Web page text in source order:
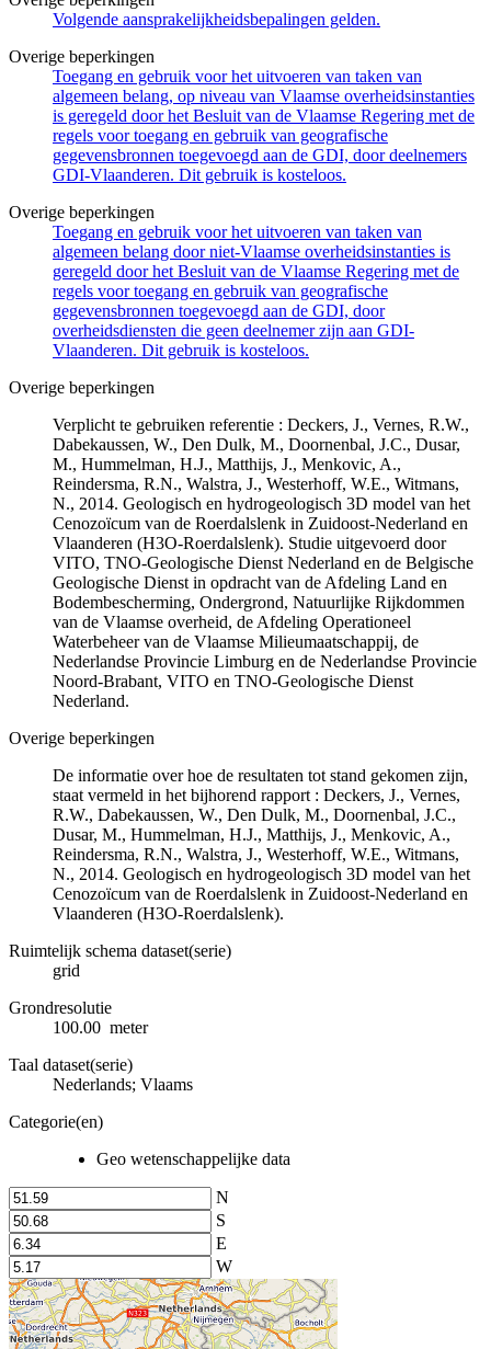
Volgende aansprakelijkheidsbepalingen gelden.
Overige beperkingen
Toegang en gebruik voor het uitvoeren van taken van
algemeen belang, op niveau van Vlaamse overheidsinstanties
is geregeld door het Besluit van de Vlaamse Regering met de
regels voor toegang en gebruik van geografische
gegevensbronnen toegevoegd aan de GDI, door deelnemers
GDI-Vlaanderen. Dit gebruik is kosteloos.
Overige beperkingen
Toegang en gebruik voor het uitvoeren van taken van
algemeen belang door niet-Vlaamse overheidsinstanties is
geregeld door het Besluit van de Vlaamse Regering met de
regels voor toegang en gebruik van geografische
gegevensbronnen toegevoegd aan de GDI, door
overheidsdiensten die geen deelnemer zijn aan GDI-
Vlaanderen. Dit gebruik is kosteloos.
Overige beperkingen
Verplicht te gebruiken referentie : Deckers, J., Vernes, R.W.,
Dabekaussen, W., Den Dulk, M., Doornenbal, J.C., Dusar,
M., Hummelman, H.J., Matthijs, J., Menkovic, A.,
Reindersma, R.N., Walstra, J., Westerhoff, W.E., Witmans,
N., 2014. Geologisch en hydrogeologisch 3D model van het
Cenozoïcum van de Roerdalslenk in Zuidoost-Nederland en
Vlaanderen (H3O-Roerdalslenk). Studie uitgevoerd door
VITO, TNO-Geologische Dienst Nederland en de Belgische
Geologische Dienst in opdracht van de Afdeling Land en
Bodembescherming, Ondergrond, Natuurlijke Rijkdommen
van de Vlaamse overheid, de Afdeling Operationeel
Waterbeheer van de Vlaamse Milieumaatschappij, de
Nederlandse Provincie Limburg en de Nederlandse Provincie
Noord-Brabant, VITO en TNO-Geologische Dienst
Nederland.
Overige beperkingen
De informatie over hoe de resultaten tot stand gekomen zijn,
staat vermeld in het bijhorend rapport : Deckers, J., Vernes,
R.W., Dabekaussen, W., Den Dulk, M., Doornenbal, J.C.,
Dusar, M., Hummelman, H.J., Matthijs, J., Menkovic, A.,
Reindersma, R.N., Walstra, J., Westerhoff, W.E., Witmans,
N., 2014. Geologisch en hydrogeologisch 3D model van het
Cenozoïcum van de Roerdalslenk in Zuidoost-Nederland en
Vlaanderen (H3O-Roerdalslenk).
Ruimtelijk schema dataset(serie)
grid
Grondresolutie
100.00 meter
Taal dataset(serie)
Nederlands; Vlaams
Categorie(en)
Geo wetenschappelijke data
N
S
E
W